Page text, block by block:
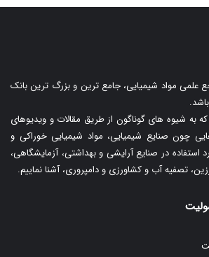
علمی مواد شیمیایی، جامع ترین و بزرگ ترین بانک
به شیوه های گوناگون از طریق مقالات و ویدیوهای
چون صنایع شیمیایی، مواد شیمیایی خوراکی و
استفاده در صنایع آرایشی و بهداشتی، آزمایشگاهی،
تصفیه آب و کشاورزی و دامپروری، آشنا نماییم.